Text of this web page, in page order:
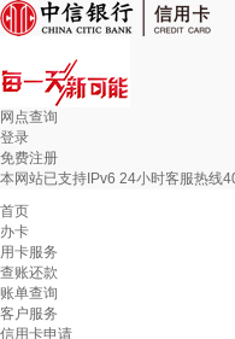
网点查询
登录
免费注册
本网站已支持IPv6 24小时客服热线
首页
办卡
用卡服务
查账还款
账单查询
客户服务
信用卡申请